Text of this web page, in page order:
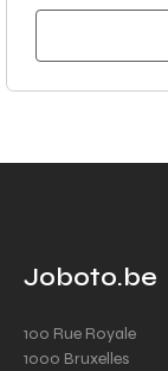
Joboto.be
100 Rue Royale
1000 Bruxelles